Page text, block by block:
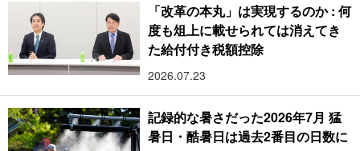
「改革の本丸」は実現するのか : 何
度も俎上に載せられては消えてき
た給付付き税額控除
2026.07.23
記録的な暑さだった2026年7月 猛
暑日・酷暑日は過去2番目の日数に